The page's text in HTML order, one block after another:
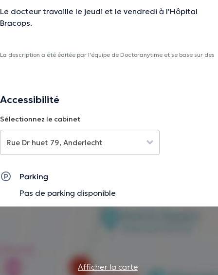
Le docteur travaille le jeudi et le vendredi à l'Hôpital
Bracops.
La description a été éditée par l'équipe de Doctoranytime et se base sur des
Accessibilité
Sélectionnez le cabinet
Parking
Pas de parking disponible
Afficher la carte